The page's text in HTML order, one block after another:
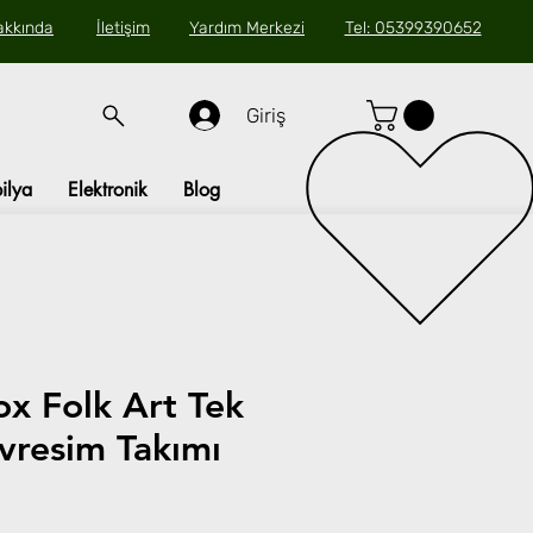
İletişim Yardım Merkezi Tel: 05399390652
Giriş
Elektronik Blog
Folk Art Tek
Takımı